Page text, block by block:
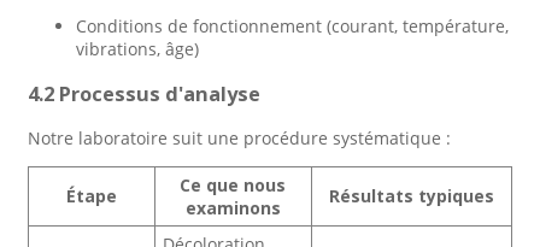
Conditions de fonctionnement (courant, température,
vibrations, âge)
4.2 Processus d'analyse
Notre laboratoire suit une procédure systématique :
Étape
Ce que nous
examinons
Résultats typiques